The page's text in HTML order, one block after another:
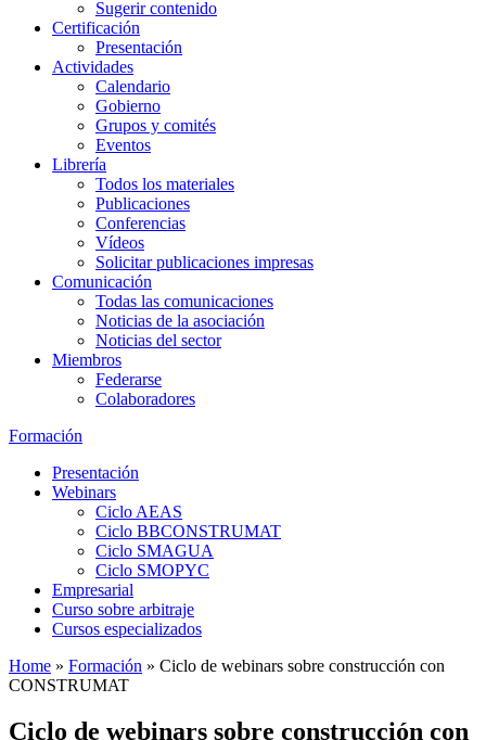
Sugerir contenido
Certificación
Presentación
Actividades
Calendario
Gobierno
Grupos y comités
Eventos
Librería
Todos los materiales
Publicaciones
Conferencias
Vídeos
Solicitar publicaciones impresas
Comunicación
Todas las comunicaciones
Noticias de la asociación
Noticias del sector
Miembros
Federarse
Colaboradores
Formación
Presentación
Webinars
Ciclo AEAS
Ciclo BBCONSTRUMAT
Ciclo SMAGUA
Ciclo SMOPYC
Empresarial
Curso sobre arbitraje
Cursos especializados
Home » Formación » Ciclo de webinars sobre construcción con
CONSTRUMAT
Ciclo de webinars sobre construcción con